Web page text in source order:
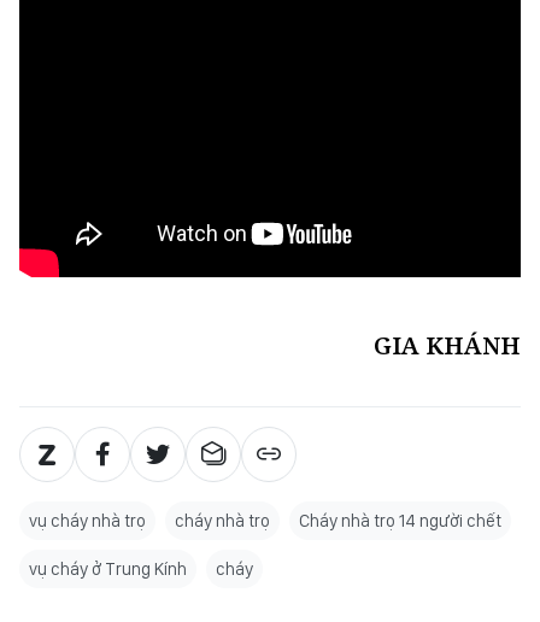
GIA KHÁNH
vụ cháy nhà trọ cháy nhà trọ Cháy nhà trọ 14 người chết
vụ cháy ở Trung Kính cháy